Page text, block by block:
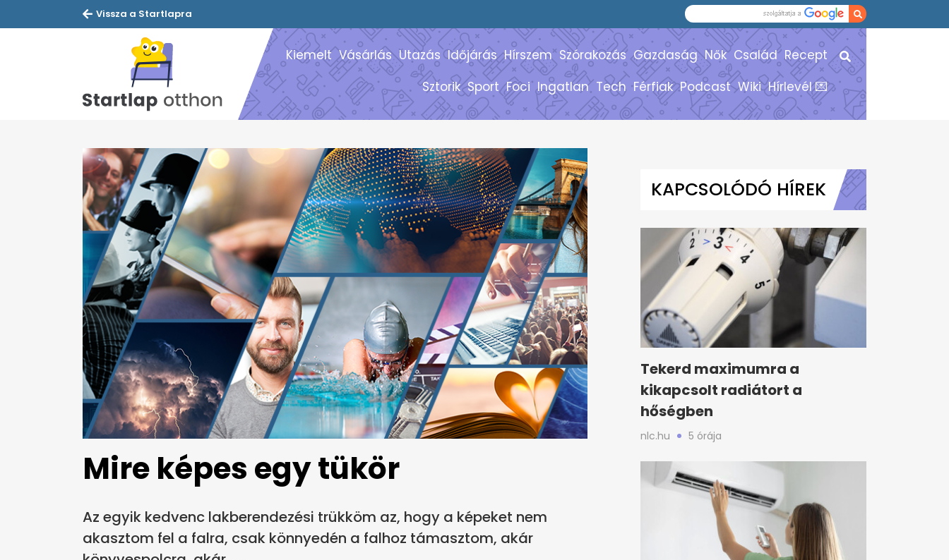
Vissza a Startlapra
Kiemelt Vásárlás Utazás Időjárás Hírszem Szórakozás Gazdaság Nők Család Recept
Sztorik Sport Foci Ingatlan Tech Férfiak Podcast Wiki Hírlevél 💌
Mire képes egy tükör
Az egyik kedvenc lakberendezési trükköm az, hogy a képeket nem
akasztom fel a falra, csak könnyedén a falhoz támasztom, akár
KAPCSOLÓDÓ HÍREK
Tekerd maximumra a
kikapcsolt radiátort a
hőségben
nlc.hu 5 órája